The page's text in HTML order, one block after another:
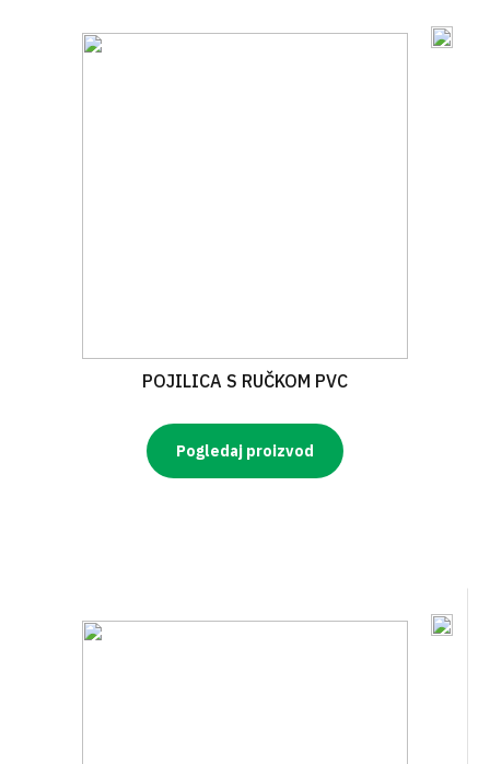
POJILICA S RUČKOM PVC
Pogledaj proizvod